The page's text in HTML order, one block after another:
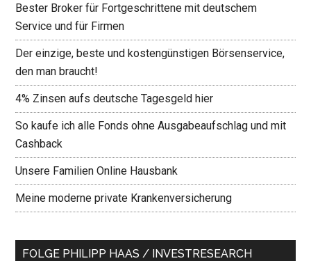
Bester Broker für Fortgeschrittene mit deutschem
Service und für Firmen
Der einzige, beste und kostengünstigen Börsenservice,
den man braucht!
4% Zinsen aufs deutsche Tagesgeld hier
So kaufe ich alle Fonds ohne Ausgabeaufschlag und mit
Cashback
Unsere Familien Online Hausbank
Meine moderne private Krankenversicherung
FOLGE PHILIPP HAAS / INVESTRESEARCH